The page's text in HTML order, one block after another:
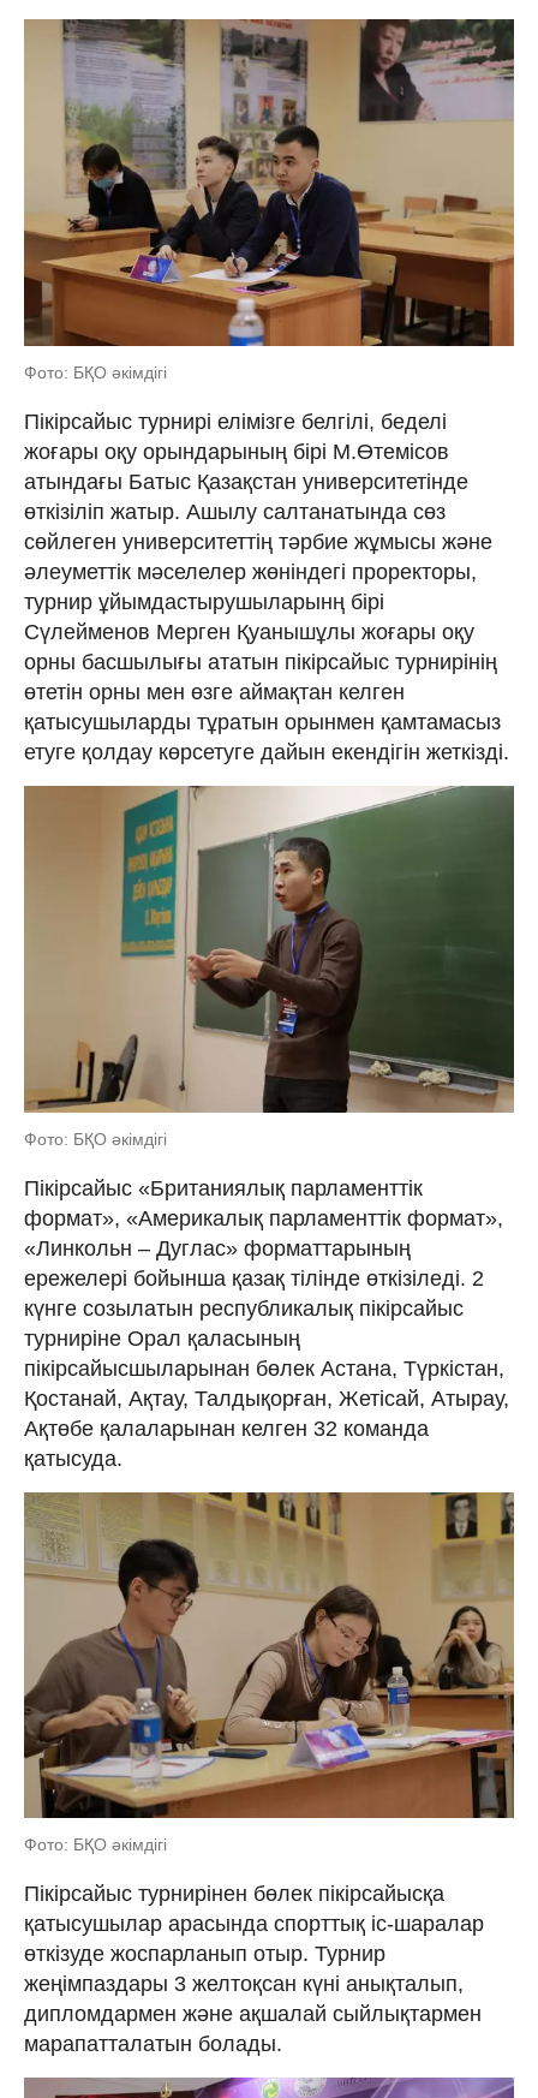
Фото: БҚО әкімдігі
Пікірсайыс турнирі елімізге белгілі, беделі
жоғары оқу орындарының бірі М.Өтемісов
атындағы Батыс Қазақстан университетінде
өткізіліп жатыр. Ашылу салтанатында сөз
сөйлеген университеттің тәрбие жұмысы және
әлеуметтік мәселелер жөніндегі проректоры,
турнир ұйымдастырушыларынң бірі
Сүлейменов Мерген Қуанышұлы жоғары оқу
орны басшылығы ататын пікірсайыс турнирінің
өтетін орны мен өзге аймақтан келген
қатысушыларды тұратын орынмен қамтамасыз
етуге қолдау көрсетуге дайын екендігін жеткізді.
Фото: БҚО әкімдігі
Пікірсайыс «Британиялық парламенттік
формат», «Америкалық парламенттік формат»,
«Линкольн – Дуглас» форматтарының
ережелері бойынша қазақ тілінде өткізіледі. 2
күнге созылатын республикалық пікірсайыс
турниріне Орал қаласының
пікірсайысшыларынан бөлек Астана, Түркістан,
Қостанай, Ақтау, Талдықорған, Жетісай, Атырау,
Ақтөбе қалаларынан келген 32 команда
қатысуда.
Фото: БҚО әкімдігі
Пікірсайыс турнирінен бөлек пікірсайысқа
қатысушылар арасында спорттық іс-шаралар
өткізуде жоспарланып отыр. Турнир
жеңімпаздары 3 желтоқсан күні анықталып,
дипломдармен және ақшалай сыйлықтармен
марапатталатын болады.